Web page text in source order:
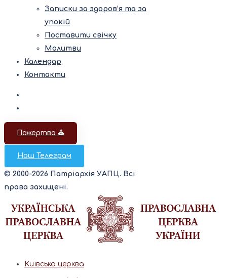
Записки за здоров’я та за
упокій
Поставити свічку
Молитви
Календар
Контакти
Пожертва ⛪️
Наш Телеграм
© 2000-2026 Патріархія УАПЦ. Всі
права захищені.
Київська церква